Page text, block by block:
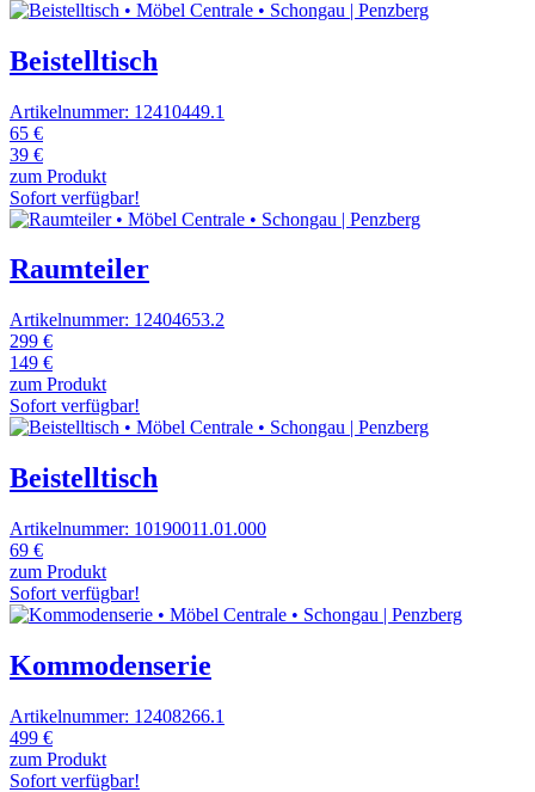
Beistelltisch
Artikelnummer: 12410449.1
65 €
39 €
zum Produkt
Sofort verfügbar!
Raumteiler
Artikelnummer: 12404653.2
299 €
149 €
zum Produkt
Sofort verfügbar!
Beistelltisch
Artikelnummer: 10190011.01.000
69 €
zum Produkt
Sofort verfügbar!
Kommodenserie
Artikelnummer: 12408266.1
499 €
zum Produkt
Sofort verfügbar!